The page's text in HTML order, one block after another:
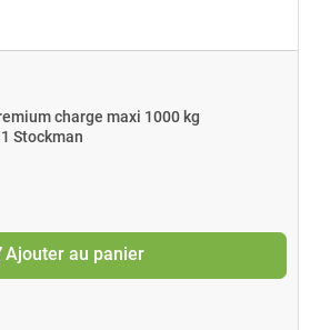
charge maxi 1000 kg
Stockman
Ajouter au panier